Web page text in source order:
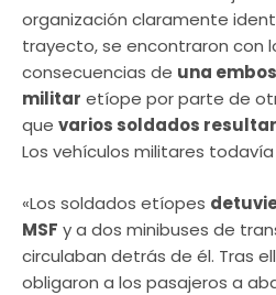
organización claramente
trayecto, se encontraron con
consecuencias de una
militar etíope por parte de
que varios soldados
Los vehículos militares todavía
«Los soldados etíopes
MSF y a dos minibuses de
circulaban detrás de él. Tras
obligaron a los pasajeros a